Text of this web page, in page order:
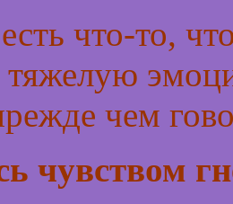
что-то,
тяжелую
чем
чувством